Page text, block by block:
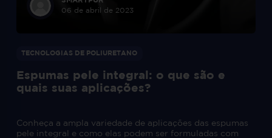
06 de abril de 2023
TECNOLOGIAS DE POLIURETANO
Espumas pele integral: o que são e
quais suas aplicações?
Conheça a ampla variedade de aplicações das espumas
pele integral e como elas podem ser formuladas com